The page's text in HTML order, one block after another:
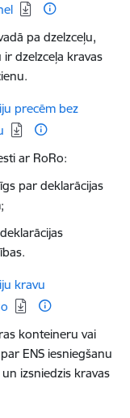
pa dzelzceļu,
dzelzceļa kravas
precēm bez
ar RoRo:
par deklarācijas
;
kravu
konteineru vai
ENS iesniegšanu
izsniedzis kravas